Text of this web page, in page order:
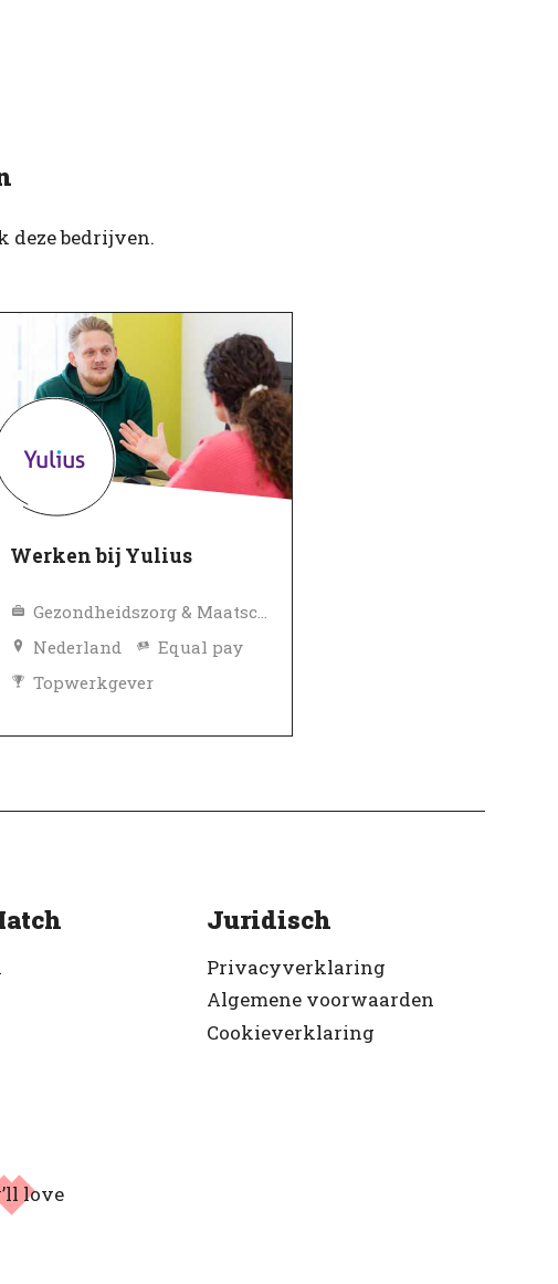
deze bedrijven.
Werken bij Yulius
Nederland
Equal pay
Topwerkgever
Juridisch
Privacyverklaring
Algemene voorwaarden
Cookieverklaring
love